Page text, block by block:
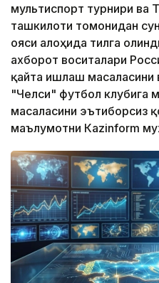
мультиспорт турнири ва
ташкилоти томонидан
ғояси алоҳида тилга
ахборот воситалари
қайта ишлаш масаласини
"Челси" футбол клубига
масаласини эътиборсиз
маълумотни Кazinform